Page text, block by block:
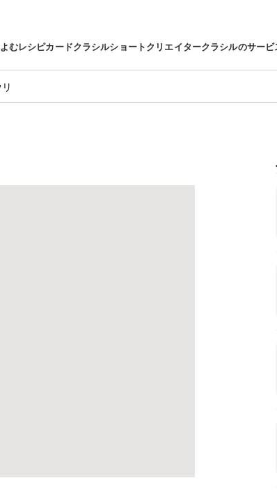
むレシピカードクラシルショートクリエイタークラシルのサービ